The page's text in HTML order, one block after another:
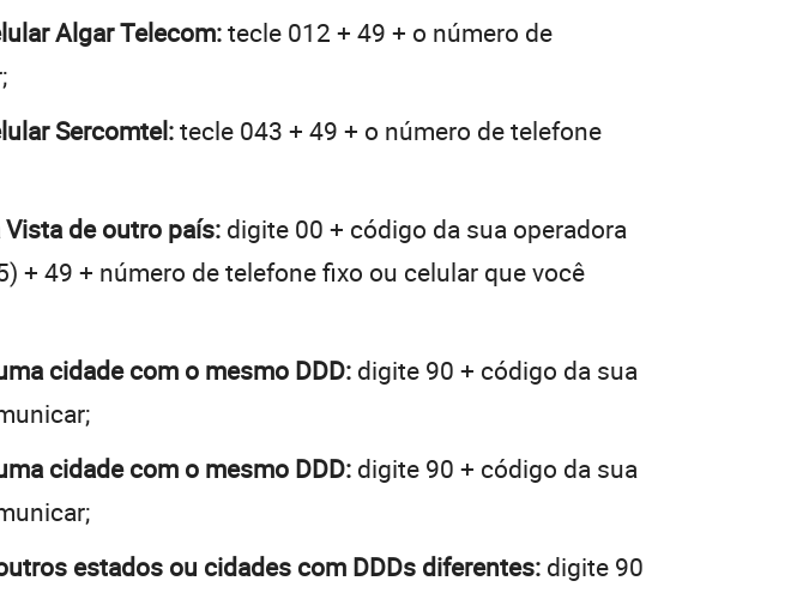
Algar Telecom:tecle 012 + 49 + o número de
Sercomtel:tecle 043 + 49 + o número de telefone
de outro país: digite 00 + código da sua operadora
+ 49 + número de telefone fixo ou celular que você
cidade com o mesmo DDD: digite 90 + código da sua
cidade com o mesmo DDD: digite 90 + código da sua
estados ou cidades com DDDs diferentes: digite 90